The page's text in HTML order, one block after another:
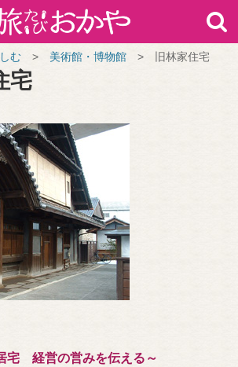
む > 美術館・博物館 > 旧林家住宅
宅
宅 経営の営みを伝える～